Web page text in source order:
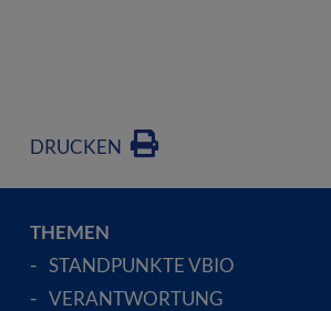
DRUCKEN
THEMEN
STANDPUNKTE VBIO
VERANTWORTUNG